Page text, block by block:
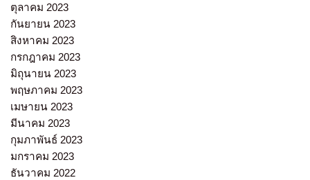
ตุลาคม 2023
กันยายน 2023
สิงหาคม 2023
กรกฎาคม 2023
มิถุนายน 2023
พฤษภาคม 2023
เมษายน 2023
มีนาคม 2023
กุมภาพันธ์ 2023
มกราคม 2023
ธันวาคม 2022